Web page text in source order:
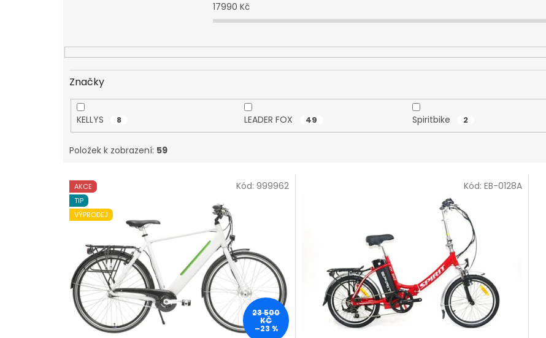
u
17990 Kč
Značky
KELLYS 8 LEADER FOX 49 Spiritbike 2
Položek k zobrazení: 59
V
p
d
AKCE
TIP
VÝPRODEJ
23 500
KČ
–23 %
Kód:999962 Kód: EB-0128A